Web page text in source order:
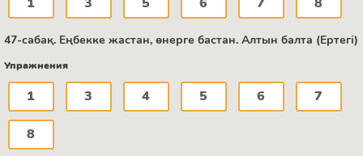
47-сабақ. Еңбекке жастан, өнерге бастан. Алтын балта (Ертегі)
Упражнения
1 3 4 5 6 7
8